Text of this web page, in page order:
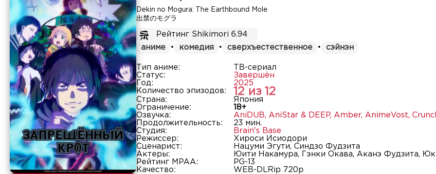
Dekin no Mogura: The Earthbound Mole
出禁のモグラ
Рейтинг Shikimori 6.94
аниме
• комедия • сверхъестественное • сэйнэн
Тип аниме:
ТВ-сериал
Статус:
Завершён
Год:
2025
Количество эпизодов:
12 из 12
Страна:
Япония
Ограничение:
18+
Озвучка:
AniDUB, AniStar & DEEP, Amber, AnimeVost,
Продолжительность:
23 мин.
Студия:
Brain's Base
Режиссер:
Хироси Исиодори
Сценарист:
Нацуми Эгути, Синдзо Фудзита
Актеры:
Юити Накамура, Гэнки Окава, Аканэ Фудзита,
Рейтинг MPAA:
PG-13
Качество:
WEB-DLRip 720p